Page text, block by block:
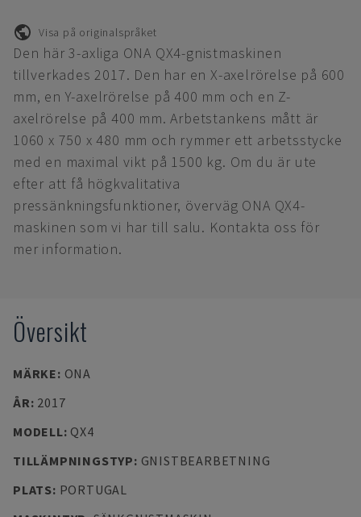
Visa på originalspråket
Den här 3-axliga ONA QX4-gnistmaskinen
tillverkades 2017. Den har en X-axelrörelse på 600
mm, en Y-axelrörelse på 400 mm och en Z-
axelrörelse på 400 mm. Arbetstankens mått är
1060 x 750 x 480 mm och rymmer ett arbetsstycke
med en maximal vikt på 1500 kg. Om du är ute
efter att få högkvalitativa
pressänkningsfunktioner, överväg ONA QX4-
maskinen som vi har till salu. Kontakta oss för
mer information.
Översikt
MÄRKE: ONA
ÅR: 2017
MODELL: QX4
TILLÄMPNINGSTYP: GNISTBEARBETNING
PLATS: PORTUGAL